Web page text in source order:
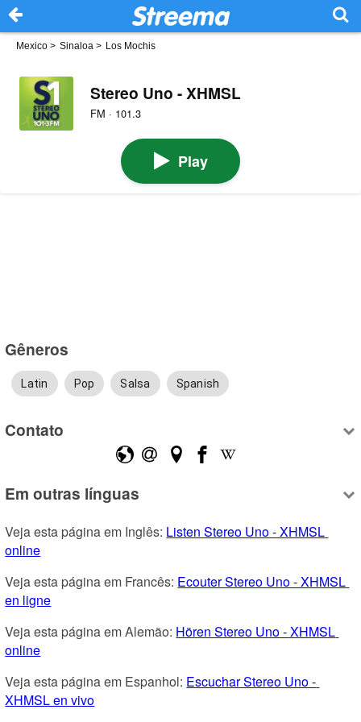
Mexico > Sinaloa > Los Mochis
Stereo Uno - XHMSL
FM · 101.3
Play
Gêneros
Latin Pop Salsa Spanish
Contato
Em outras línguas
Veja esta página em Inglês: Listen Stereo Uno - XHMSL
online
Veja esta página em Francês: Ecouter Stereo Uno - XHMSL
en ligne
Veja esta página em Alemão: Hören Stereo Uno - XHMSL
online
Veja esta página em Espanhol: Escuchar Stereo Uno -
XHMSL en vivo